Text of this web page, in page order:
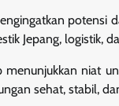
potensi
Jepang, logistik,
niat
sehat, stabil,